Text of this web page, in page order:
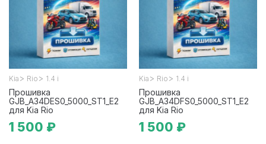
Kia > Rio > 1.4 i
Прошивка
GJB_A34DES0_5000_ST1_E2
для Kia Rio
1 500 ₽
Kia > Rio > 1.4 i
Прошивка
GJB_A34DFS0_5000_ST1_E2
для Kia Rio
1 500 ₽